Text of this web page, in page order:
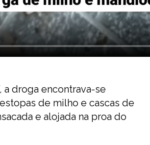
a droga encontrava-se
de milho e cascas de
e alojada na proa do